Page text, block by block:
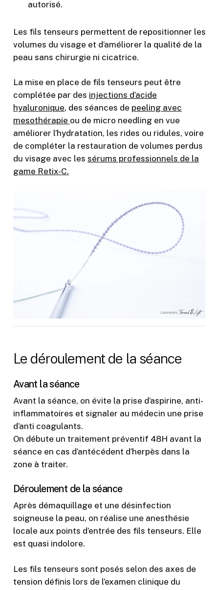
autorisé.
Les fils tenseurs permettent de repositionner les
volumes du visage et d’améliorer la qualité de la
peau sans chirurgie ni cicatrice.
La mise en place de fils tenseurs peut être
complétée par des injections d’acide
hyaluronique, des séances de peeling avec
mesothérapie ou de micro needling en vue
améliorer l’hydratation, les rides ou ridules, voire
de compléter la restauration de volumes perdus
du visage avec les sérums professionnels de la
game Retix-C.
Le déroulement de la séance
Avant la séance
Avant la séance, on évite la prise d’aspirine, anti-
inflammatoires et signaler au médecin une prise
d’anti coagulants.
On débute un traitement préventif 48H avant la
séance en cas d’antécédent d’herpès dans la
zone à traiter.
Déroulement de la séance
Après démaquillage et une désinfection
soigneuse la peau, on réalise une anesthésie
locale aux points d’entrée des fils tenseurs. Elle
est quasi indolore.
Les fils tenseurs sont posés selon des axes de
tension définis lors de l’examen clinique du